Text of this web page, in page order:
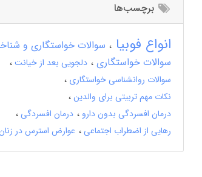
برچسب‌ها
انواع فوبیا
سوالات خواستگاری و
سوالات خواستگاری
دلجویی بعد از خیانت
سوالات روانشناسی خواستگاری
نکات مهم تربیتی برای والدین
درمان افسردگی بدون دارو
درمان افسردگی
رهایی از اضطراب اجتماعی
عوارض استرس در